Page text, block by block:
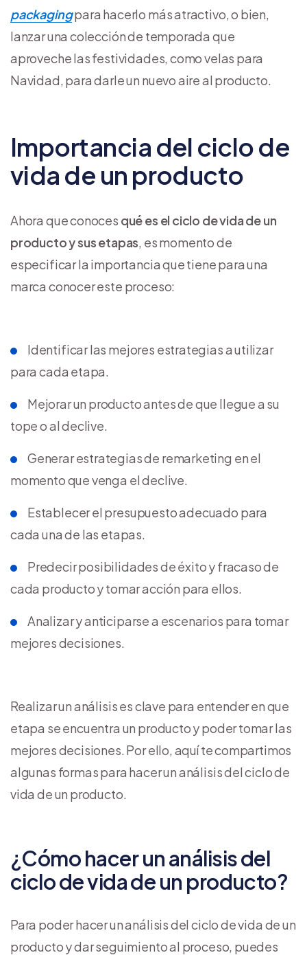
packagingpara hacerlo más atractivo, o bien,
lanzar una colección de temporada que
aproveche las festividades, como velas para
Navidad, para darle un nuevo aire al producto.
Importancia del ciclo de
vida de un producto
Ahora que conoces qué es el ciclo de vida de un
producto y sus etapas, es momento de
especificar la importancia que tiene para una
marca conocer este proceso:
Identificar las mejores estrategias a utilizar
para cada etapa.
Mejorar un producto antes de que llegue a su
tope o al declive.
Generar estrategias de remarketing en el
momento que venga el declive.
Establecer el presupuesto adecuado para
cada una de las etapas.
Predecir posibilidades de éxito y fracaso de
cada producto y tomar acción para ellos.
Analizar y anticiparse a escenarios para tomar
mejores decisiones.
Realizar un análisis es clave para entender en que
etapa se encuentra un producto y poder tomar las
mejores decisiones. Por ello, aquí te compartimos
algunas formas para hacer un análisis del ciclo de
vida de un producto.
¿Cómo hacer un análisis del
ciclo de vida de un producto?
Para poder hacer un análisis del ciclo de vida de un
producto y dar seguimiento al proceso, puedes